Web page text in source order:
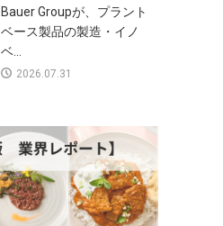
Bauer Groupが、プラント
ベース製品の製造・イノ
ベ...
2026.07.31